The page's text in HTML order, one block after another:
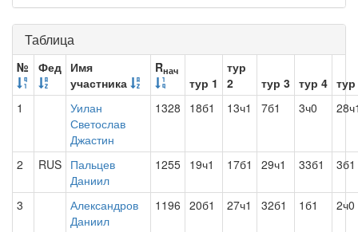
Таблица
№ Фед Имя
участника
Rнач
тур 1
тур
2
тур 3 тур 4
1
Уилан
Светослав
Джастин
1328 18б1 13ч1 7б1 3ч0
2 RUS Пальцев
Даниил
1255 19ч1 17б1 29ч1 33б1 3б1
3
Александров
Даниил
1196 20б1 27ч1 32б1 1б1 2ч0